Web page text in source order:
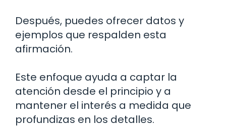
Después, puedes ofrecer datos y
ejemplos que respalden esta
afirmación.
Este enfoque ayuda a captar la
atención desde el principio y a
mantener el interés a medida que
profundizas en los detalles.